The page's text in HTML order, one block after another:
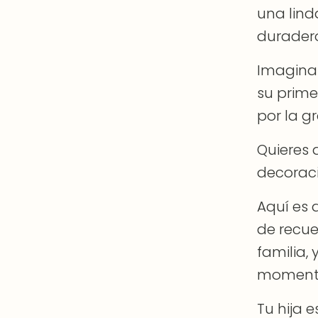
una
su
por la
Quieres
Aquí es
de
familia,
Tu hija